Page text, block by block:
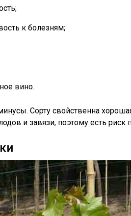
к болезням;
вино.
Сорту свойственна
и завязи, поэтому есть риск